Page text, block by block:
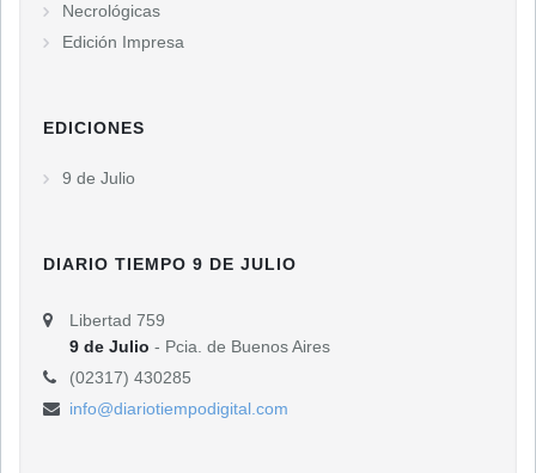
Necrológicas
Edición Impresa
EDICIONES
9 de Julio
DIARIO TIEMPO 9 DE JULIO
Libertad 759
9 de Julio - Pcia. de Buenos Aires
(02317) 430285
info@diariotiempodigital.com